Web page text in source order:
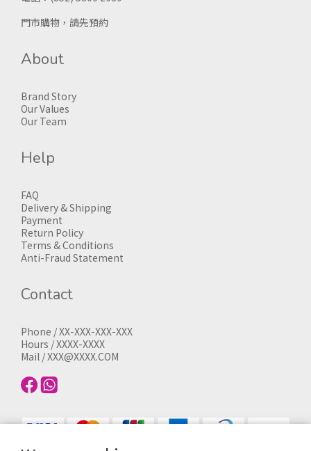
門市購物，請先預約
About
Brand Story
Our Values
Our Team
Help
FAQ
Delivery & Shipping
Payment
Return Policy
Terms & Conditions
Anti-Fraud Statement
Contact
Phone / XX-XXX-XXX-XXX
Hours / XXXX-XXXX
Mail / XXX@XXXX.COM